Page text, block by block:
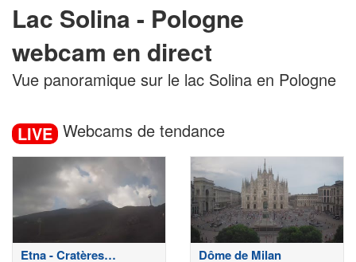
Lac Solina - Pologne
webcam en direct
Vue panoramique sur le lac Solina en Pologne
LIVE Webcams de tendance
Etna - Cratères
Dôme de Milan